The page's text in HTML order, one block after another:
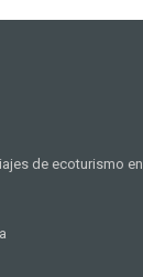
de ecoturismo en